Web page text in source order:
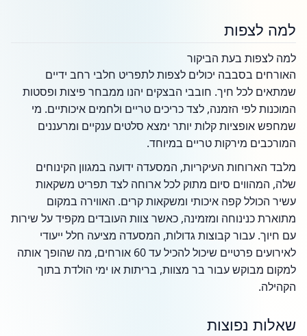
למה לצפות
למה לצפות בעת הביקור
האורחים בסבבה יכולים לצפות לתפריט חלבי רחב ידיים
שמתאים לכל חיך. חובבי הבצקים יהנו ממבחר פיצות ופסטות
המוכנות לפי הזמנה, לצד כריכים טריים ולחמים איכותיים. מי
שמחפש אופציות קלות יותר ימצא סלטים ענקיים ומרעננים
המורכבים מירקות טריים במיוחד.
מלבד הארוחות העיקריות, המסעדה ידועה במגוון הקינוחים
שלה, המהווים סיום מתוק לכל ארוחה לצד תפריט משקאות
עשיר הכולל קפה איכותי ומשקאות קרים. האווירה במקום
מתוארת כנינוחה ומזמינה, כאשר צוות העובדים מקפיד על שירות
עם חיוך. עבור קבוצות גדולות, המסעדה מציעה חלל ייעודי
לאירועים פרטיים שיכול להכיל עד 60 אורחים, מה שהופך אותה
למקום מבוקש עבור בר מצוות, בריתות או ימי הולדת בתוך
הקהילה.
שאלות נפוצות